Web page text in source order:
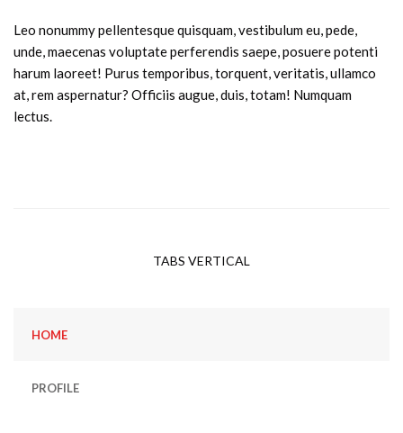
Leo nonummy pellentesque quisquam, vestibulum eu, pede,
unde, maecenas voluptate perferendis saepe, posuere potenti
harum laoreet! Purus temporibus, torquent, veritatis, ullamco
at, rem aspernatur? Officiis augue, duis, totam! Numquam
lectus.
TABS VERTICAL
HOME
PROFILE